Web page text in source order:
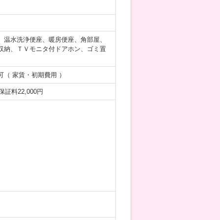
水洗浄便座、暖房便座、角部屋、
納、ＴＶモニタ付ドアホン、ゴミ置
家賃・初期費用 ）
証料22,000円